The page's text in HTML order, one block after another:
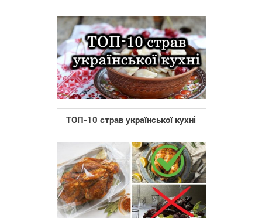
ТОП-10 страв української кухні